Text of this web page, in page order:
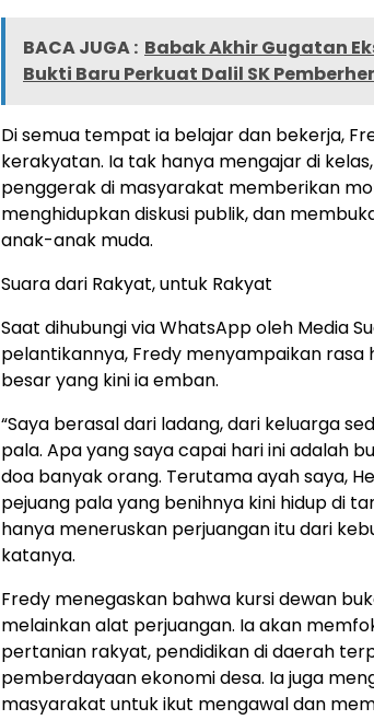
BACA JUGA : Babak Akhir Gugatan
Bukti Baru Perkuat Dalil SK
Di semua tempat ia belajar dan bekerja,
kerakyatan. Ia tak hanya mengajar di
penggerak di masyarakat memberikan
menghidupkan diskusi publik, dan
anak-anak muda.
Suara dari Rakyat, untuk Rakyat
Saat dihubungi via WhatsApp oleh Media
pelantikannya, Fredy menyampaikan rasa
besar yang kini ia emban.
“Saya berasal dari ladang, dari keluarga
pala. Apa yang saya capai hari ini adalah
doa banyak orang. Terutama ayah saya,
pejuang pala yang benihnya kini hidup di
hanya meneruskan perjuangan itu dari
katanya.
Fredy menegaskan bahwa kursi dewan
melainkan alat perjuangan. Ia akan
pertanian rakyat, pendidikan di daerah
pemberdayaan ekonomi desa. Ia juga
masyarakat untuk ikut mengawal dan